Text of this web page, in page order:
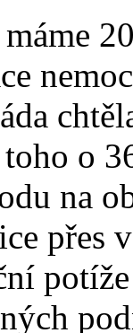
o
na
přes